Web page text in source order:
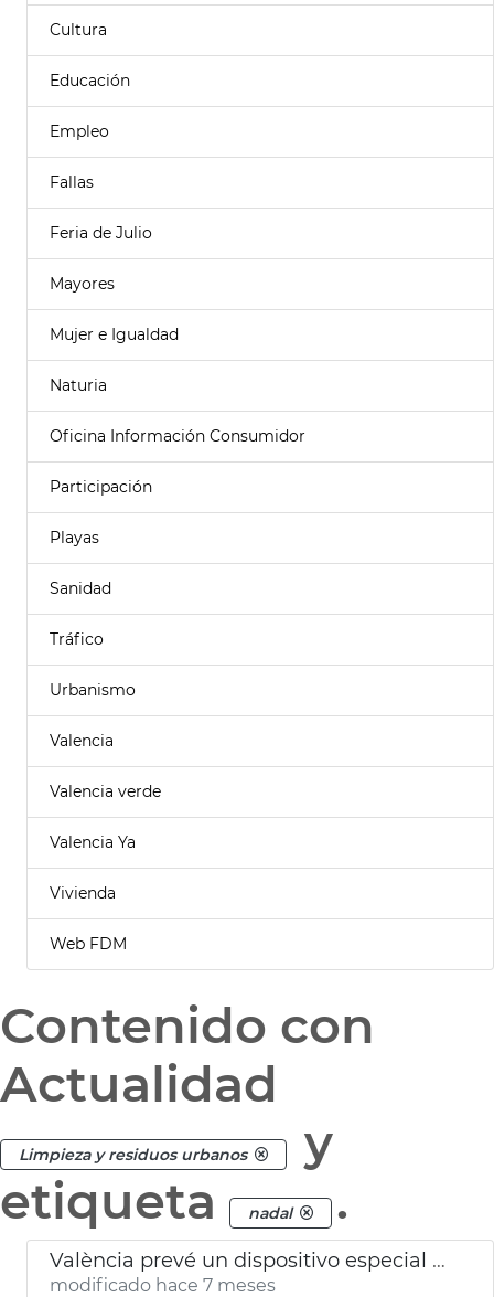
Cultura
Educación
Empleo
Fallas
Feria de Julio
Mayores
Mujer e Igualdad
Naturia
Oficina Información Consumidor
Participación
Playas
Sanidad
Tráfico
Urbanismo
Valencia
Valencia verde
Valencia Ya
Vivienda
Web FDM
Contenido con
Actualidad
Limpieza y residuos urbanos
y
etiqueta
nadal .
València prevé un dispositivo especial limpia en Navidad
modificado hace 7 meses